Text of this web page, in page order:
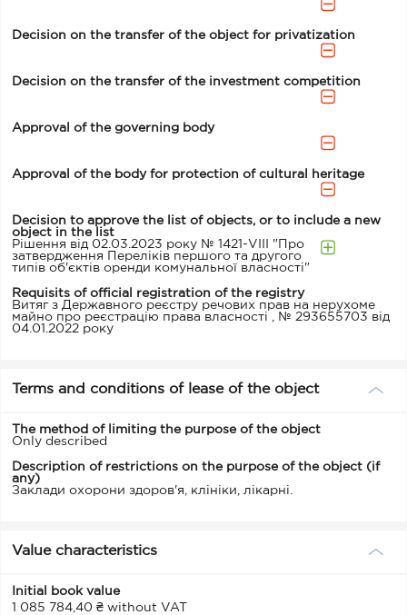
Decision on the transfer of the object for privatization
Decision on the transfer of the investment competition
Approval of the governing body
Approval of the body for protection of cultural heritage
Decision to approve the list of objects, or to include a new
object in the list
Рішення від 02.03.2023 року № 1421-VIII "Про
затвердження Переліків першого та другого
типів об'єктів оренди комунальної власності"
Requisits of official registration of the registry
Витяг з Державного реєстру речових прав на нерухоме
майно про реєстрацію права власності , № 293655703 від
04.01.2022 року
Terms and conditions of lease of the object
The method of limiting the purpose of the object
Only described
Description of restrictions on the purpose of the object (if
any)
Заклади охорони здоров'я, клініки, лікарні.
Value characteristics
Initial book value
1 085 784,40 ₴ without VAT